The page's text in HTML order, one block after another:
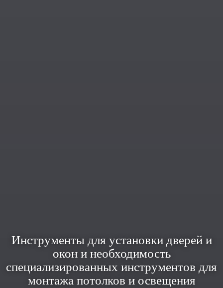
Инструменты для установки дверей и
окон и необходимость
специализированных инструментов для
монтажа потолков и освещения